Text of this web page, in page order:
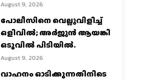
August 9, 2026
പോലീസിനെ വെല്ലുവിളിച്ച്‌
ഒളിവില്‍; അര്‍ജുന്‍ ആയങ്കി
ഒടുവില്‍ പിടിയില്‍.
August 9, 2026
വാഹനം ഓടിക്കുന്നതിനിടെ